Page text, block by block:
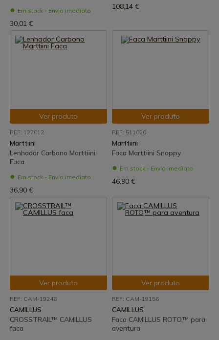
Em stock - Envio imediato
30,01 €
108,14 €
Ver produto
REF: 127012
Marttiini
Lenhador Carbono Marttiini
Faca
Em stock - Envio imediato
36,90 €
Ver produto
REF: 511020
Marttiini
Faca Marttiini Snappy
Em stock - Envio imediato
46,90 €
Ver produto
REF: CAM-19246
CAMILLUS
CROSSTRAIL™ CAMILLUS
faca
Ver produto
REF: CAM-19156
CAMILLUS
Faca CAMILLUS ROTO,™ para
aventura